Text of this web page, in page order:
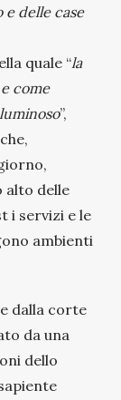
e delle case
quale “la
come
”,
alto delle
i servizi e le
ambienti
dalla corte
da una
dello